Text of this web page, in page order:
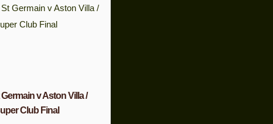
Germain v Aston Villa /
Club Final